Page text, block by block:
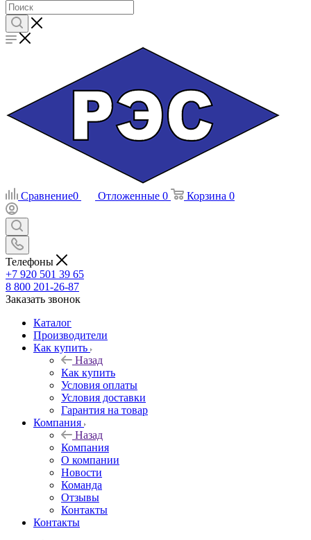
Сравнение0 Отложенные 0 Корзина 0
Телефоны
+7 920 501 39 65
8 800 201-26-87
Заказать звонок
Каталог
Производители
Как купить
Назад
Как купить
Условия оплаты
Условия доставки
Гарантия на товар
Компания
Назад
Компания
О компании
Новости
Команда
Отзывы
Контакты
Контакты